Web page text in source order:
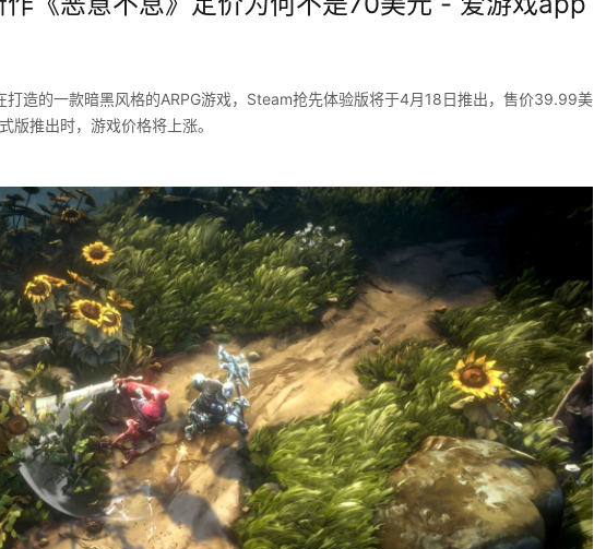
打造的一款暗黑风格的ARPG游戏，Steam抢先体验版将于4月18日推出，售价39.99美
版推出时，游戏价格将上涨。